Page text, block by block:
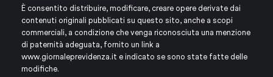
È consentito distribuire, modificare, creare opere derivate dai
contenuti originali pubblicati su questo sito, anche a scopi
commerciali, a condizione che venga riconosciuta una menzione
di paternità adeguata, fornito un link a
www.giornaleprevidenza.it e indicato se sono state fatte delle
modifiche.